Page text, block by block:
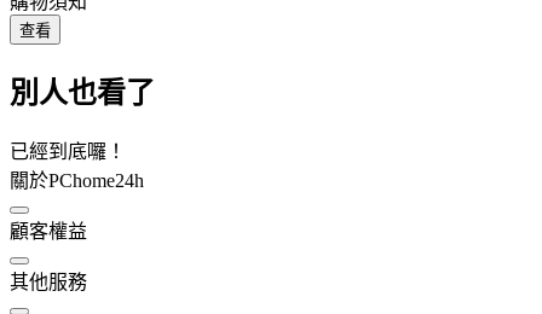
查看
別人也看了
已經到底囉！
關於PChome24h
顧客權益
其他服務